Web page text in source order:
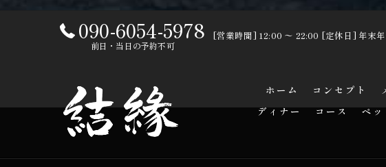
090-6054-5978
前日・当日の予約不可
[営業時間] 12:00 〜 22:00 [定休日] 年末
ホーム コンセプト
ディナー
コース ペ